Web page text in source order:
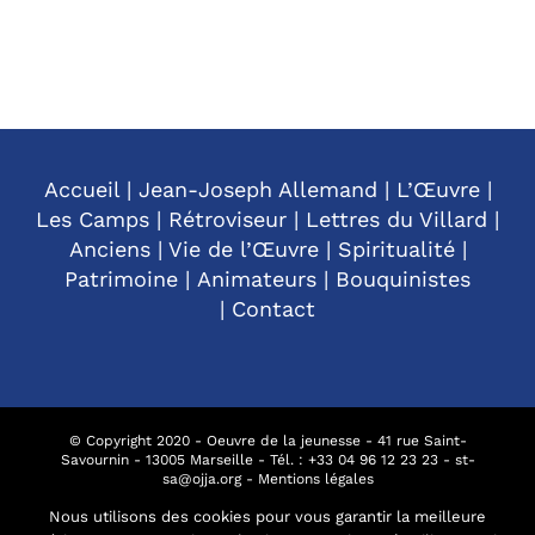
Accueil| Jean-Joseph Allemand | L’Œuvre|
Les Camps | Rétroviseur | Lettres du Villard |
Anciens| Vie de l’Œuvre| Spiritualité|
Patrimoine | Animateurs | Bouquinistes
| Contact
© Copyright 2020 - Oeuvre de la jeunesse - 41 rue Saint-
Savournin - 13005 Marseille - Tél. : +33 04 96 12 23 23- st-
sa@ojja.org- Mentions légales
Nous utilisons des cookies pour vous garantir la meilleure